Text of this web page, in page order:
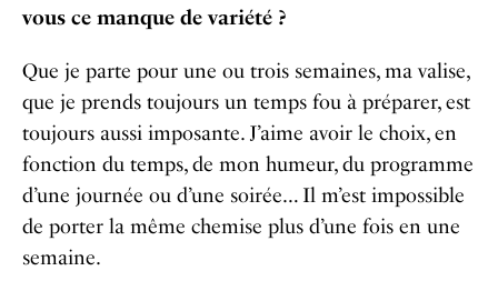
vous ce manque de variété ?
Que je parte pour une ou trois semaines, ma valise,
que je prends toujours un temps fou à préparer, est
toujours aussi imposante. J’aime avoir le choix, en
fonction du temps, de mon humeur, du programme
d’une journée ou d’une soirée… Il m’est impossible
de porter la même chemise plus d’une fois en une
semaine.